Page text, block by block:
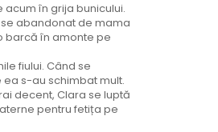
în grija bunicului.
abandonat de mama
barcă în amonte pe
fiului. Când se
s-au schimbat mult.
decent, Clara se luptă
pentru fetița pe